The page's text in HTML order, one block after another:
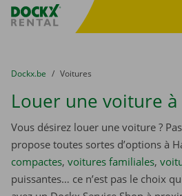
sitename
You are here:
du
Dockx.be to
Voitures
Louer une voiture à
Vous désirez louer une voiture ?
propose toutes sortes d’options à
compactes, voitures familiales,
puissantes… ce n’est pas le choix